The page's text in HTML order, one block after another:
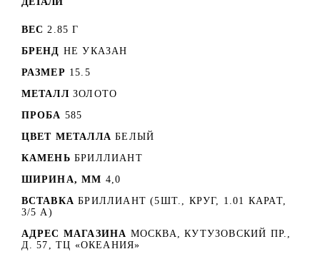
ВЕС 2.85 Г
БРЕНД НЕ УКАЗАН
РАЗМЕР 15.5
МЕТАЛЛ ЗОЛОТО
ПРОБА 585
ЦВЕТ МЕТАЛЛА БЕЛЫЙ
КАМЕНЬ БРИЛЛИАНТ
ШИРИНА, ММ 4,0
ВСТАВКА БРИЛЛИАНТ (5ШТ., КРУГ, 1.01 КАРАТ,
3/5 А)
АДРЕС МАГАЗИНА МОСКВА, КУТУЗОВСКИЙ ПР.,
Д. 57, ТЦ «ОКЕАНИЯ»